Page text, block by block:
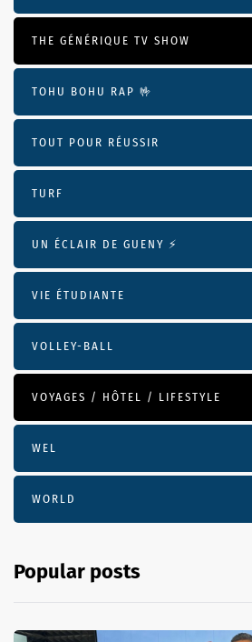
THE GÉNÉRIQUE TV SHOW
TOHU BOHU RAP 🤟
TOUT POUR RÉUSSIR
TURF
UN ÉCLAIR DE GUENY ⚡️
VIE ÉTUDIANTE
VOLLEY-BALL
VOYAGES / HÔTEL / LIFESTYLE
WEL
WORLD
Popular posts